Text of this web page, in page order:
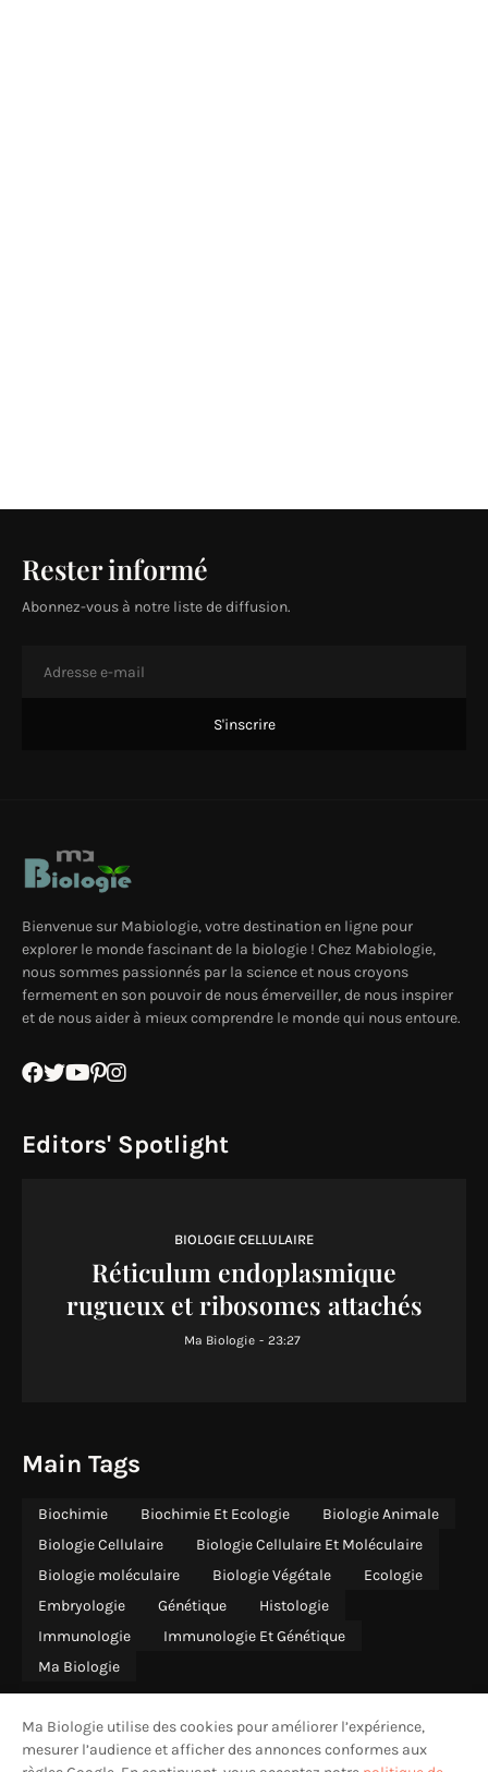
Rester informé
Abonnez-vous à notre liste de diffusion.
Bienvenue sur Mabiologie, votre destination en ligne pour
explorer le monde fascinant de la biologie ! Chez Mabiologie,
nous sommes passionnés par la science et nous croyons
fermement en son pouvoir de nous émerveiller, de nous inspirer
et de nous aider à mieux comprendre le monde qui nous entoure.
Editors' Spotlight
BIOLOGIE CELLULAIRE
Réticulum endoplasmique
rugueux et ribosomes attachés
Ma Biologie - 23:27
Main Tags
Biochimie Biochimie Et Ecologie
Biologie Animale
Biologie Cellulaire
Biologie Cellulaire Et Moléculaire
Biologie moléculaire
Biologie Végétale
Ecologie
Embryologie
Génétique
Histologie
Immunologie
Immunologie Et Génétique
Ma Biologie
Ma Biologie utilise des cookies pour améliorer l’expérience,
mesurer l’audience et afficher des annonces conformes aux